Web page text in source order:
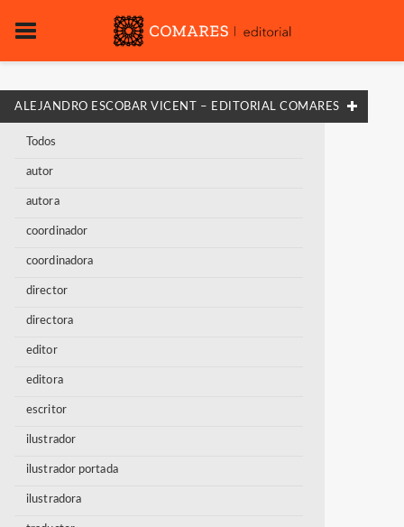
ALEJANDRO ESCOBAR VICENT – EDITORIAL COMARES
Todos
autor
autora
coordinador
coordinadora
director
directora
editor
editora
escritor
ilustrador
ilustrador portada
ilustradora